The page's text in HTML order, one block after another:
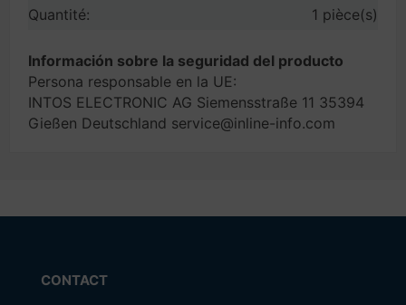
Quantité: 1 pièce(s)
Información sobre la seguridad del producto
Persona responsable en la UE:
INTOS ELECTRONIC AG Siemensstraße 11 35394
Gießen Deutschland service@inline-info.com
CONTACT